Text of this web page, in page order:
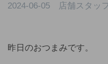
2024-06-05 店舗スタッ
昨日のおつまみです。